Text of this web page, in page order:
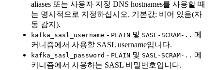
aliases 또는 사용자 지정 DNS hostnames를 사용할 때
는 명시적으로 지정하십시오. 기본값: 비어 있음(자
동 감지).
kafka_sasl_username - PLAIN 및 SASL-SCRAM-.. 메
커니즘에서 사용할 SASL username입니다.
kafka_sasl_password - PLAIN 및 SASL-SCRAM-.. 메
커니즘에서 사용하는 SASL 비밀번호입니다.